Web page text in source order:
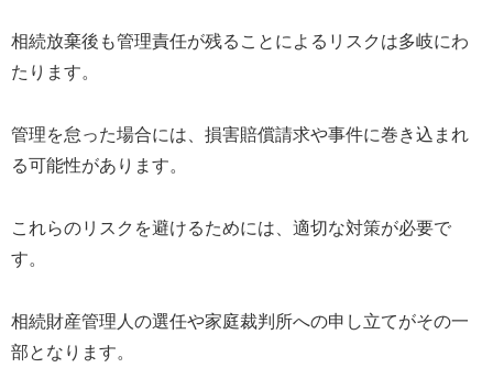
相続放棄後も管理責任が残ることによるリスクは多岐にわ
たります。
管理を怠った場合には、損害賠償請求や事件に巻き込まれ
る可能性があります。
これらのリスクを避けるためには、適切な対策が必要で
す。
相続財産管理人の選任や家庭裁判所への申し立てがその一
部となります。